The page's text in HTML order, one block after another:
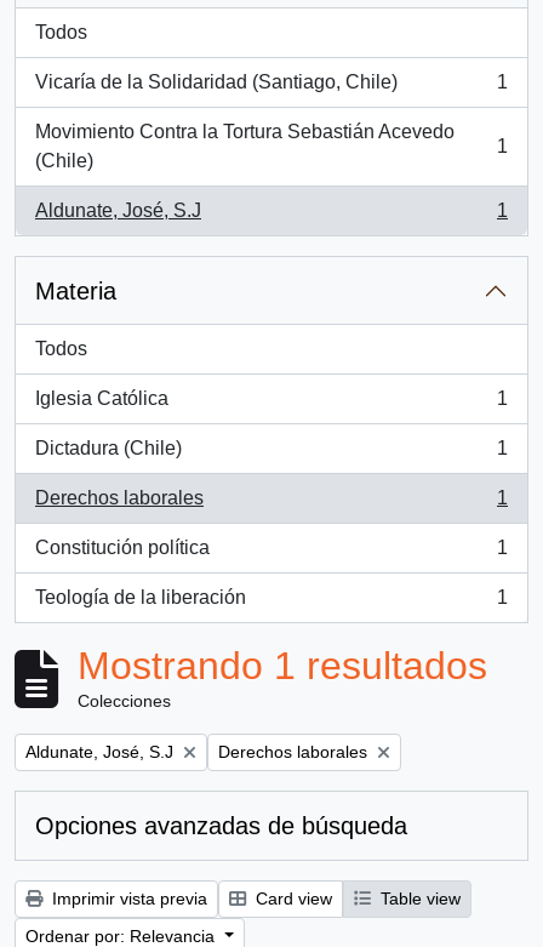
Todos
Vicaría de la Solidaridad (Santiago, Chile)
, 1 resultados
1
Movimiento Contra la Tortura Sebastián Acevedo
(Chile)
, 1 resultados
1
Aldunate, José, S.J
, 1 resultados
1
Materia
Todos
Iglesia Católica
, 1 resultados
1
Dictadura (Chile)
, 1 resultados
1
Derechos laborales
, 1 resultados
1
Constitución política
, 1 resultados
1
Teología de la liberación
, 1 resultados
1
Mostrando 1 resultados
Colecciones
Remove filter:
Aldunate, José, S.J Remove filter:
Derechos laborales
Opciones avanzadas de búsqueda
Imprimir vista previa Card view
Table view
Ordenar por: Relevancia